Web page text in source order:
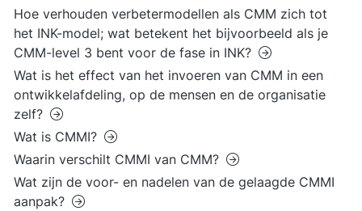
Hoe verhouden verbetermodellen als CMM zich tot
het INK-model; wat betekent het bijvoorbeeld als je
CMM-level 3 bent voor de fase in INK?
Wat is het effect van het invoeren van CMM in een
ontwikkelafdeling, op de mensen en de organisatie
zelf?
Wat is CMMI?
Waarin verschilt CMMI van CMM?
Wat zijn de voor- en nadelen van de gelaagde CMMI
aanpak?